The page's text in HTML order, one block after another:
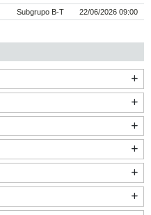
Subgrupo B-T 22/06/2026 09:00